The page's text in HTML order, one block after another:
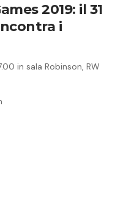
2019: il 31
i
in sala Robinson, RW